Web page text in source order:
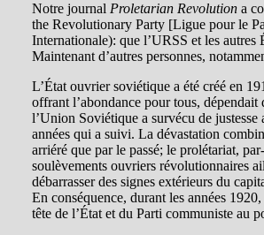
Notre journal Proletarian Revolution a
the Revolutionary Party [Ligue pour le
Internationale): que l’URSS et les autres
Maintenant d’autres personnes,
L’État ouvrier soviétique a été créé en
offrant l’abondance pour tous,
l’Union Soviétique a survécu de
années qui a suivi. La dévastation
arriéré que par le passé; le prolétariat,
soulèvements ouvriers révolutionnaires
débarrasser des signes extérieurs du
En conséquence, durant les années
tête de l’État et du Parti communiste au